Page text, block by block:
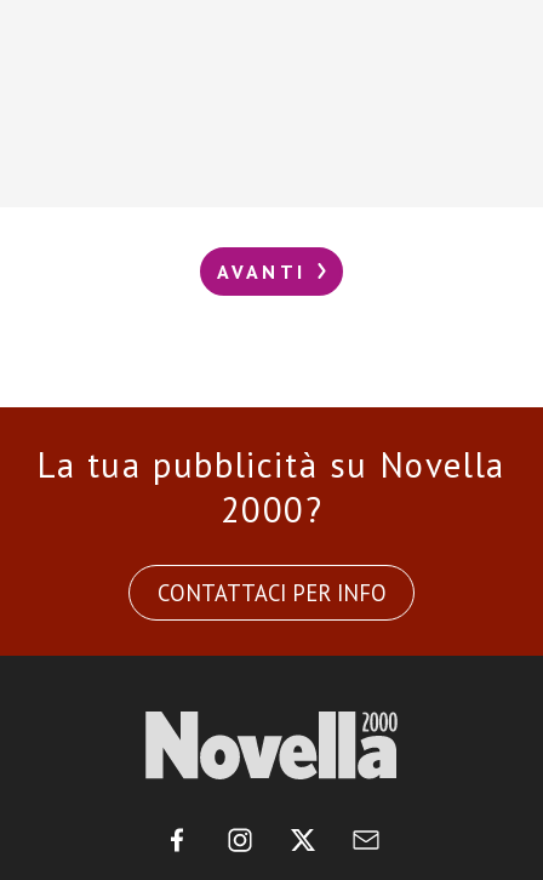
AVANTI
La tua pubblicità su Novella
2000?
CONTATTACI PER INFO